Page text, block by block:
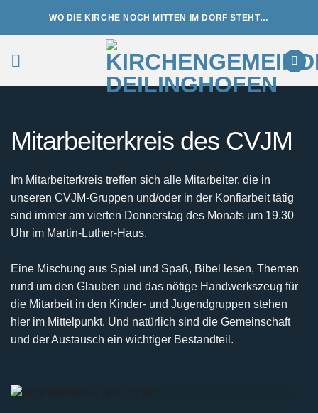
WO DIE KIRCHE NOCH MITTEN IM DORF STEHT…
Mitarbeiterkreis des CVJM
Im Mitarbeiterkreis treffen sich alle Mitarbeiter, die in
unseren CVJM-Gruppen und/oder in der Konfiarbeit tätig
sind immer am vierten Donnerstag des Monats um 19.30
Uhr im Martin-Luther-Haus.
Eine Mischung aus Spiel und Spaß, Bibel lesen, Themen
rund um den Glauben und das nötige Handwerkszeug für
die Mitarbeit in den Kinder- und Jugendgruppen stehen
hier im Mittelpunkt. Und natürlich sind die Gemeinschaft
und der Austausch ein wichtiger Bestandteil.